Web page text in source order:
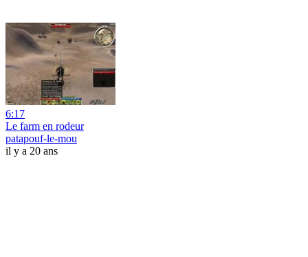
6:17
Le farm en rodeur
patapouf-le-mou
il y a 20 ans